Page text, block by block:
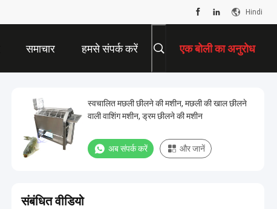
Hindi
समाचार हमसे संपर्क करें एक बोली का अनुरोध
स्वचालित मछली छीलने की मशीन, मछली की खाल छीलने
वाली वाशिंग मशीन, ड्रम छीलने की मशीन
अब संपर्क करें और जानें
संबंधित वीडियो